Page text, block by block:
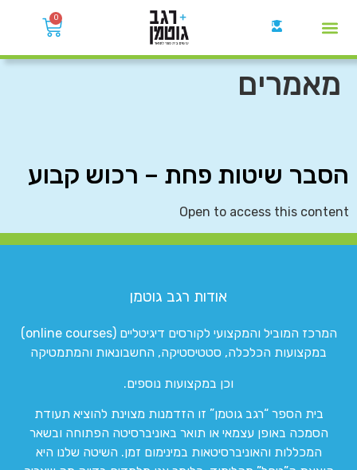
0
מאמרים
הסבר שיטות פחת – רכוש קבוע
Open to access this content
אודות רגב גוטמן
המרכז המוביל והמקצועי לקורסים דיגיטליים (online courses)
במקצועות הכלכלה, סטטיסטיקה, החשבונאות והמתמטיקה
וכן במקצועות נוספים.
בית הספר “רגב גוטמן” זו הזדמנות מצוינת להוציא תעודת
הסמכה באופן עצמאי או תואר באוניברסיטה הפתוחה ובשאר
המכללות והאוניברסיטאות במינימום זמן. השיטה שלנו היא